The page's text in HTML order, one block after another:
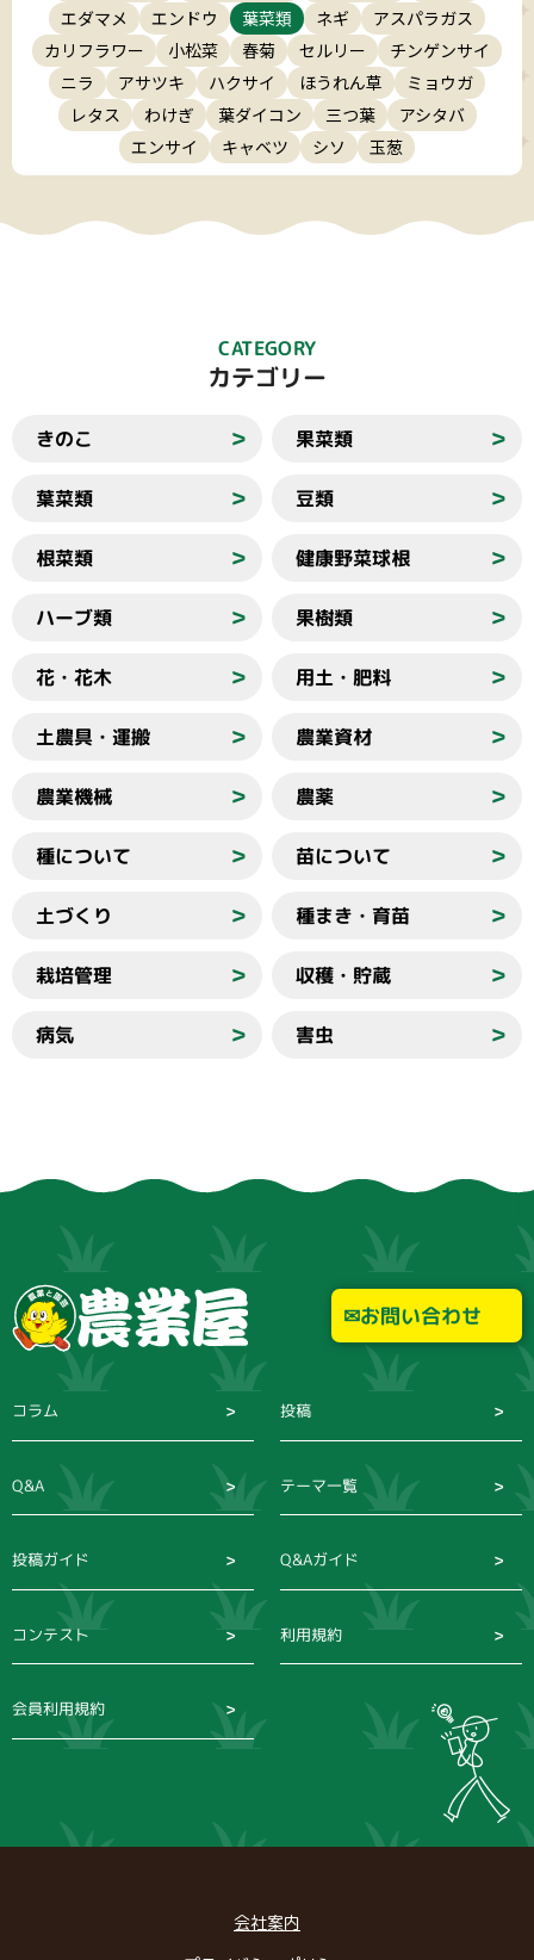
エダマメ
エンドウ 葉菜類 ネギ
アスパラガス
カリフラワー
小松菜 春菊 セルリー
チンゲンサイ
ニラ
アサツキ ハクサイ ほうれん草
ミョウガ
レタス
わけぎ 葉ダイコン 三つ葉
アシタバ
エンサイ
キャベツ シソ 玉葱
CATEGORY
カテゴリー
きのこ ＞ 果菜類 ＞
葉菜類 ＞ 豆類 ＞
根菜類 ＞ 健康野菜球根 ＞
ハーブ類 ＞ 果樹類 ＞
花・花木 ＞ 用土・肥料 ＞
土農具・運搬 ＞ 農業資材 ＞
農業機械 ＞ 農薬 ＞
種について ＞ 苗について ＞
土づくり ＞ 種まき・育苗 ＞
栽培管理 ＞ 収穫・貯蔵 ＞
病気 ＞ 害虫 ＞
お問い合わせ
コラム 投稿
Q&A テーマ一覧
投稿ガイド Q&Aガイド
コンテスト 利用規約
会員利用規約
会社案内